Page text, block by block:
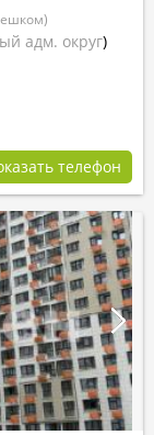
адм. округ)
телефон